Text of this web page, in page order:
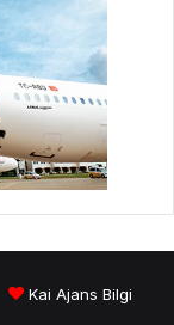
Kai Ajans Bilgi